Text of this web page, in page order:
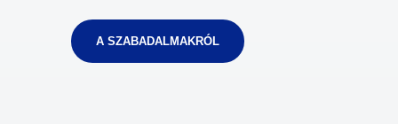
A SZABADALMAKRÓL